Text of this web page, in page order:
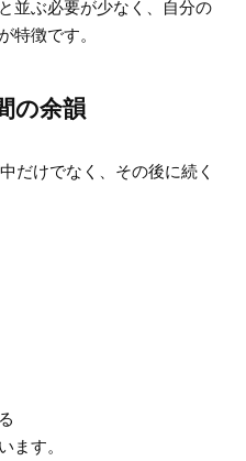
並ぶ必要が少なく、自分の
特徴です。
の余韻
だけでなく、その後に続く
ます。